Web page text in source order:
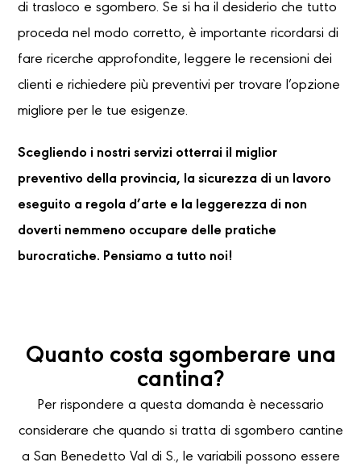
di trasloco e sgombero. Se si ha il desiderio che tutto
proceda nel modo corretto, è importante ricordarsi di
fare ricerche approfondite, leggere le recensioni dei
clienti e richiedere più preventivi per trovare l’opzione
migliore per le tue esigenze.
Scegliendo i nostri servizi otterrai il miglior
preventivo della provincia, la sicurezza di un lavoro
eseguito a regola d’arte e la leggerezza di non
doverti nemmeno occupare delle pratiche
burocratiche. Pensiamo a tutto noi!
Quanto costa sgomberare una
cantina?
Per rispondere a questa domanda è necessario
considerare che quando si tratta di sgombero cantine
a San Benedetto Val di S., le variabili possono essere